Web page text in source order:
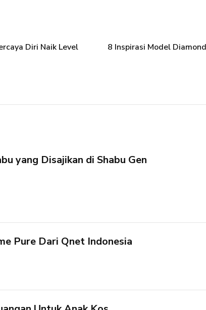
Diri Naik Level
8 Inspirasi Model
yang Disajikan di Shabu Gen
Pure Dari Qnet Indonesia